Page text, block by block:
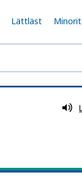
Lättläst